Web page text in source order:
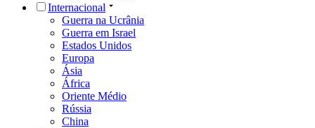
Internacional
Guerra na Ucrânia
Guerra em Israel
Estados Unidos
Europa
Ásia
África
Oriente Médio
Rússia
China